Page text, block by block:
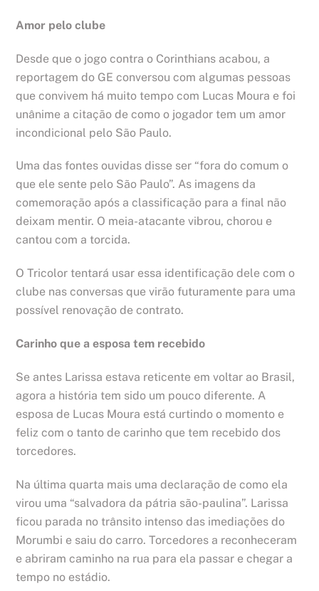
Amor pelo clube
Desde que o jogo contra o Corinthians acabou, a
reportagem do GE conversou com algumas pessoas
que convivem há muito tempo com Lucas Moura e foi
unânime a citação de como o jogador tem um amor
incondicional pelo São Paulo.
Uma das fontes ouvidas disse ser “fora do comum o
que ele sente pelo São Paulo”. As imagens da
comemoração após a classificação para a final não
deixam mentir. O meia-atacante vibrou, chorou e
cantou com a torcida.
O Tricolor tentará usar essa identificação dele com o
clube nas conversas que virão futuramente para uma
possível renovação de contrato.
Carinho que a esposa tem recebido
Se antes Larissa estava reticente em voltar ao Brasil,
agora a história tem sido um pouco diferente. A
esposa de Lucas Moura está curtindo o momento e
feliz com o tanto de carinho que tem recebido dos
torcedores.
Na última quarta mais uma declaração de como ela
virou uma “salvadora da pátria são-paulina”. Larissa
ficou parada no trânsito intenso das imediações do
Morumbi e saiu do carro. Torcedores a reconheceram
e abriram caminho na rua para ela passar e chegar a
tempo no estádio.